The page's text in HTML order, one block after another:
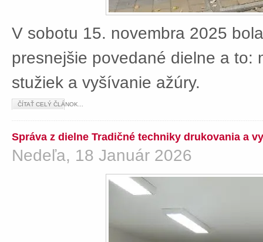
V sobotu 15. novembra 2025
presnejšie povedané dielne a to:
stužiek a vyšívanie ažúry.
ČÍTAŤ CELÝ ČLÁNOK...
Správa z dielne Tradičné techniky drukovania a
Nedeľa, 18 Január 2026